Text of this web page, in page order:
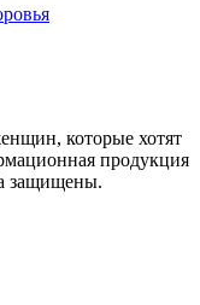
которые хотят
продукция
защищены.